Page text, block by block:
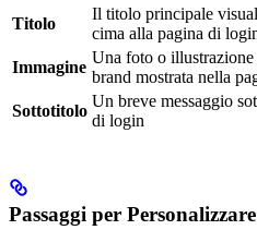
Titolo
Il titolo principale
cima alla pagina di
Immagine
Una foto o
brand mostrata nella
Sottotitolo
Un breve messaggio
di login
Passaggi per